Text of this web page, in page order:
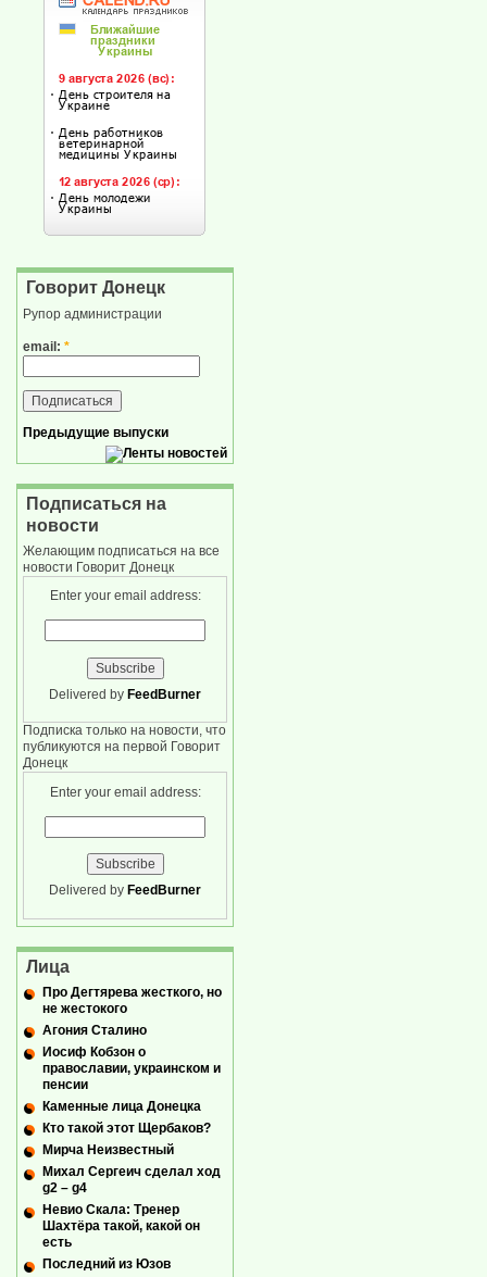
Говорит Донецк
Рупор администрации
email: *
Предыдущие выпуски
Подписаться на
новости
Желающим подписаться на все
новости Говорит Донецк
Enter your email address:
Delivered by FeedBurner
Подписка только на новости, что
публикуются на первой Говорит
Донецк
Enter your email address:
Delivered by FeedBurner
Лица
Про Дегтярева жесткого, но
не жестокого
Агония Сталино
Иосиф Кобзон о
православии, украинском и
пенсии
Каменные лица Донецка
Кто такой этот Щербаков?
Мирча Неизвестный
Михал Сергеич сделал ход
g2 – g4
Невио Скала: Тренер
Шахтёра такой, какой он
есть
Последний из Юзов